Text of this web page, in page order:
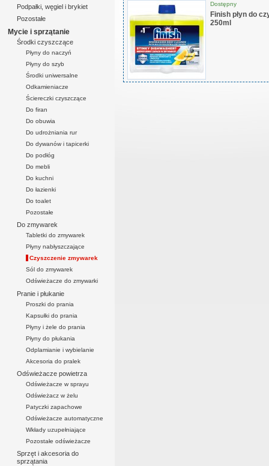
Podpałki, węgiel i brykiet
Pozostałe
Mycie i sprzątanie
Środki czyszczące
Płyny do naczyń
Płyny do szyb
Środki uniwersalne
Odkamieniacze
Ściereczki czyszczące
Do firan
Do obuwia
Do udrożniania rur
Do dywanów i tapicerki
Do podłóg
Do mebli
Do kuchni
Do łazienki
Do toalet
Pozostałe
Do zmywarek
Tabletki do zmywarek
Płyny nabłyszczające
Czyszczenie zmywarek
Sól do zmywarek
Odświeżacze do zmywarki
Pranie i płukanie
Proszki do prania
Kapsułki do prania
Płyny i żele do prania
Płyny do płukania
Odplamianie i wybielanie
Akcesoria do pralek
Odświeżacze powietrza
Odświeżacze w sprayu
Odświeżacz w żelu
Patyczki zapachowe
Odświeżacze automatyczne
Wkłady uzupełniające
Pozostałe odświeżacze
Sprzęt i akcesoria do
sprzątania
Dostępny
Finish płyn do
250ml